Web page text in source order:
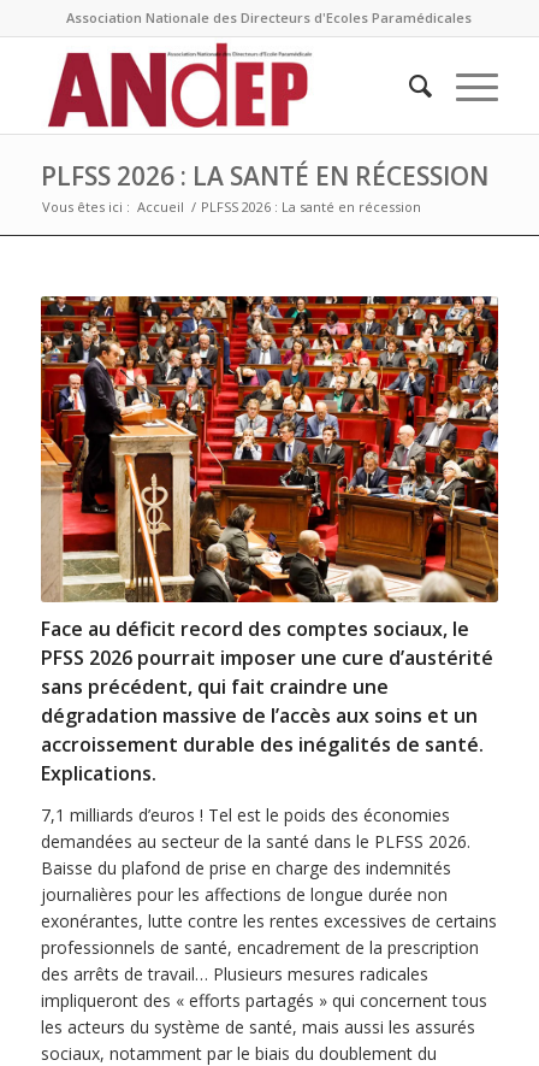
Association Nationale des Directeurs d'Ecoles Paramédicales
PLFSS 2026 : LA SANTÉ EN RÉCESSION
Vous êtes ici : Accueil / PLFSS 2026 : La santé en récession
Face au déficit record des comptes sociaux, le
PFSS 2026 pourrait imposer une cure d’austérité
sans précédent, qui fait craindre une
dégradation massive de l’accès aux soins et un
accroissement durable des inégalités de santé.
Explications.
7,1 milliards d’euros ! Tel est le poids des économies
demandées au secteur de la santé dans le PLFSS 2026.
Baisse du plafond de prise en charge des indemnités
journalières pour les affections de longue durée non
exonérantes, lutte contre les rentes excessives de certains
professionnels de santé, encadrement de la prescription
des arrêts de travail… Plusieurs mesures radicales
impliqueront des « efforts partagés » qui concernent tous
les acteurs du système de santé, mais aussi les assurés
sociaux, notamment par le biais du doublement du